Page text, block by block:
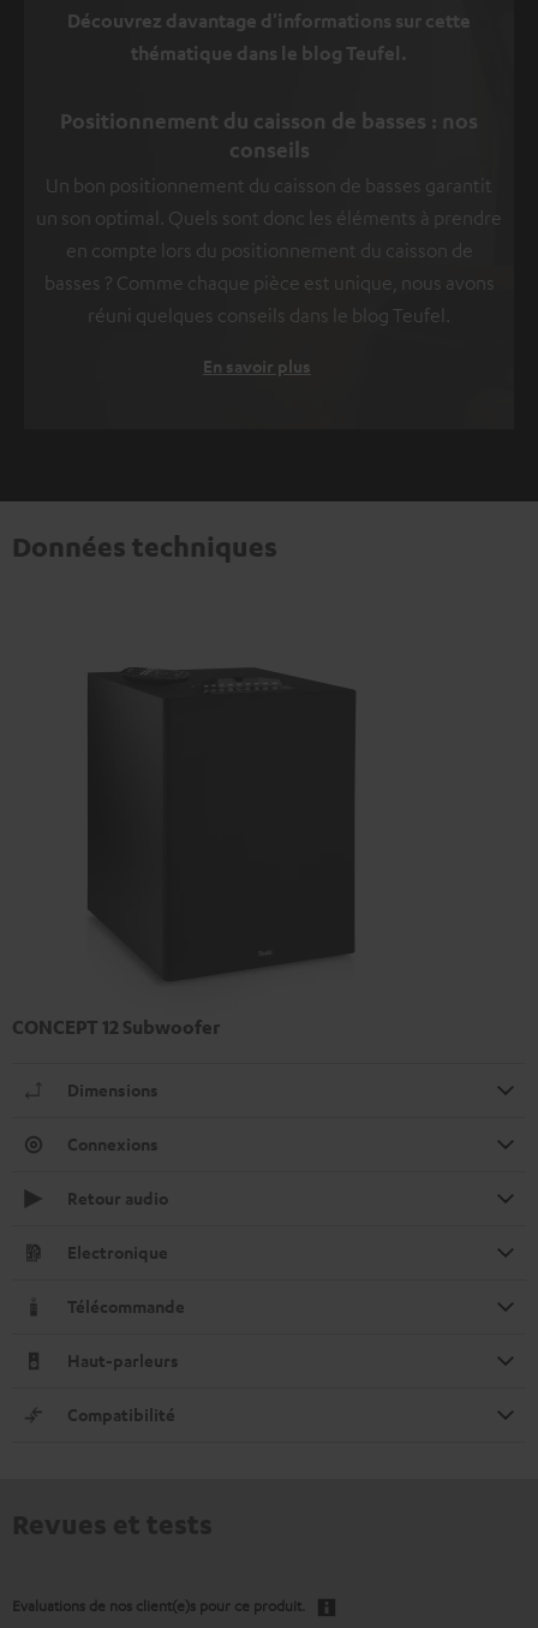
Découvrez davantage d'informations sur cette
thématique dans le blog Teufel.
Positionnement du caisson de basses : nos
conseils
Un bon positionnement du caisson de basses garantit
un son optimal. Quels sont donc les éléments à prendre
en compte lors du positionnement du caisson de
basses ? Comme chaque pièce est unique, nous avons
réuni quelques conseils dans le blog Teufel.
En savoir plus
Données techniques
CONCEPT 12 Subwoofer
Dimensions
Connexions
Retour audio
Electronique
Télécommande
Haut-parleurs
Compatibilité
Evaluations de nos client(e)s pour ce produit.